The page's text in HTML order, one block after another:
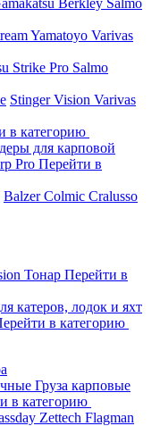
Berkley Salmo
Yamatoyo Varivas
Strike Pro Salmo
StingerVision Varivas
в категорию
для карповой
Pro Перейти в
BalzerColmic Cralusso
Тонар Перейти в
катеров, лодок и яхт
в категорию
Груза карповые
в категорию
Zettech Flagman